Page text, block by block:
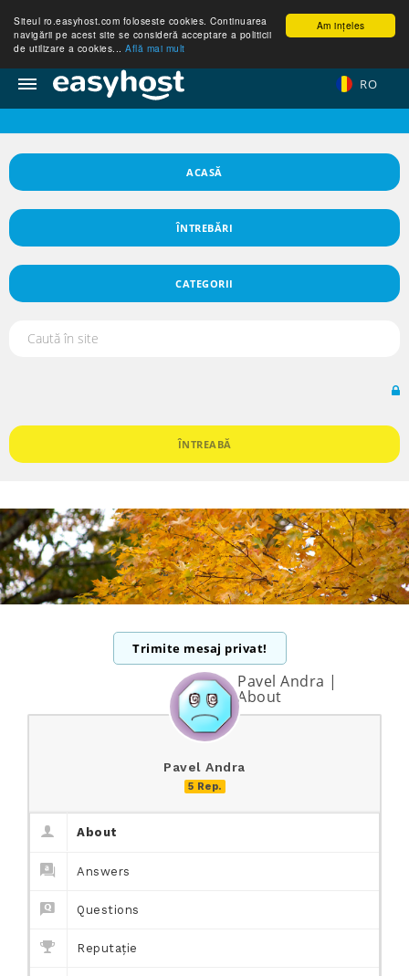
Am ințeles
Siteul ro.easyhost.com foloseste cookies. Continuarea
navigării pe acest site se consideră acceptare a politicii
de utilizare a cookies... Află mai mult
RO
ACASĂ
ÎNTREBĂRI
CATEGORII
ÎNTREABĂ
Trimite mesaj privat!
Pavel Andra |
About
Pavel Andra
5 Rep.
About
Answers
Questions
Reputație